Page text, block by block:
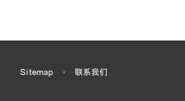
Sitemap • 联系我们